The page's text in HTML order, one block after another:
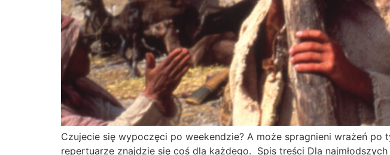
Czujecie się wypoczęci po weekendzie? A może spragnieni wrażeń po
repertuarze znajdzie się coś dla każdego. Spis treści Dla